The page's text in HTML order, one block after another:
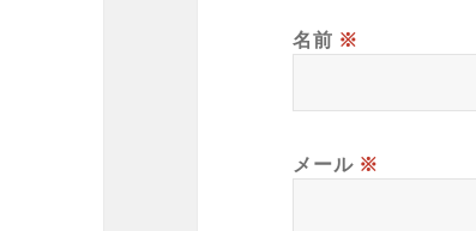
名前 ※
メール ※